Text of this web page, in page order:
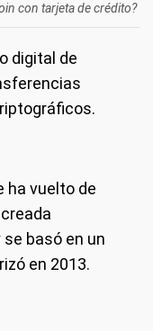
con tarjeta de crédito?
digital de
ha vuelto de
basó en un
en 2013.